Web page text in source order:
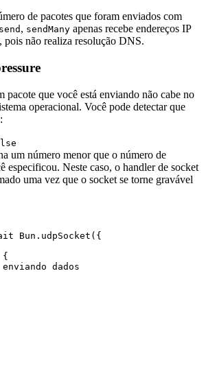
de pacotes que foram enviados com
send , sendMany apenas recebe endereços IP
pois não realiza resolução DNS.
pacote que você está enviando não cabe no
operacional. Você pode detectar que
um número menor que o número de
especificou. Neste caso, o handler de socket
uma vez que o socket se torne gravável
Bun. udpSocket ({
{
dados